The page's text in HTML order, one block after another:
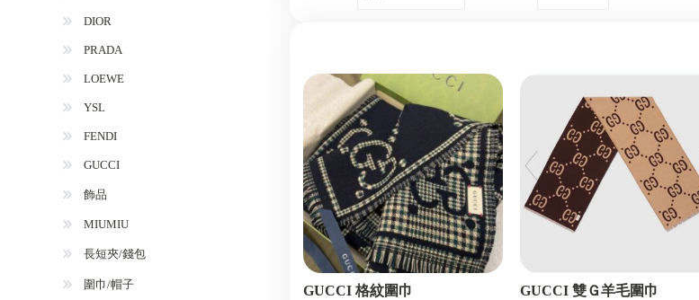
GUCCI
飾品
MIUMIU
長短夾/錢包
GUCCI 格紋圍巾 GUCCI 雙Ｇ羊毛圍巾
DIOR
PRADA
LOEWE
YSL
FENDI
GUCCI
飾品
MIUMIU
長短夾/錢包
圍巾/帽子